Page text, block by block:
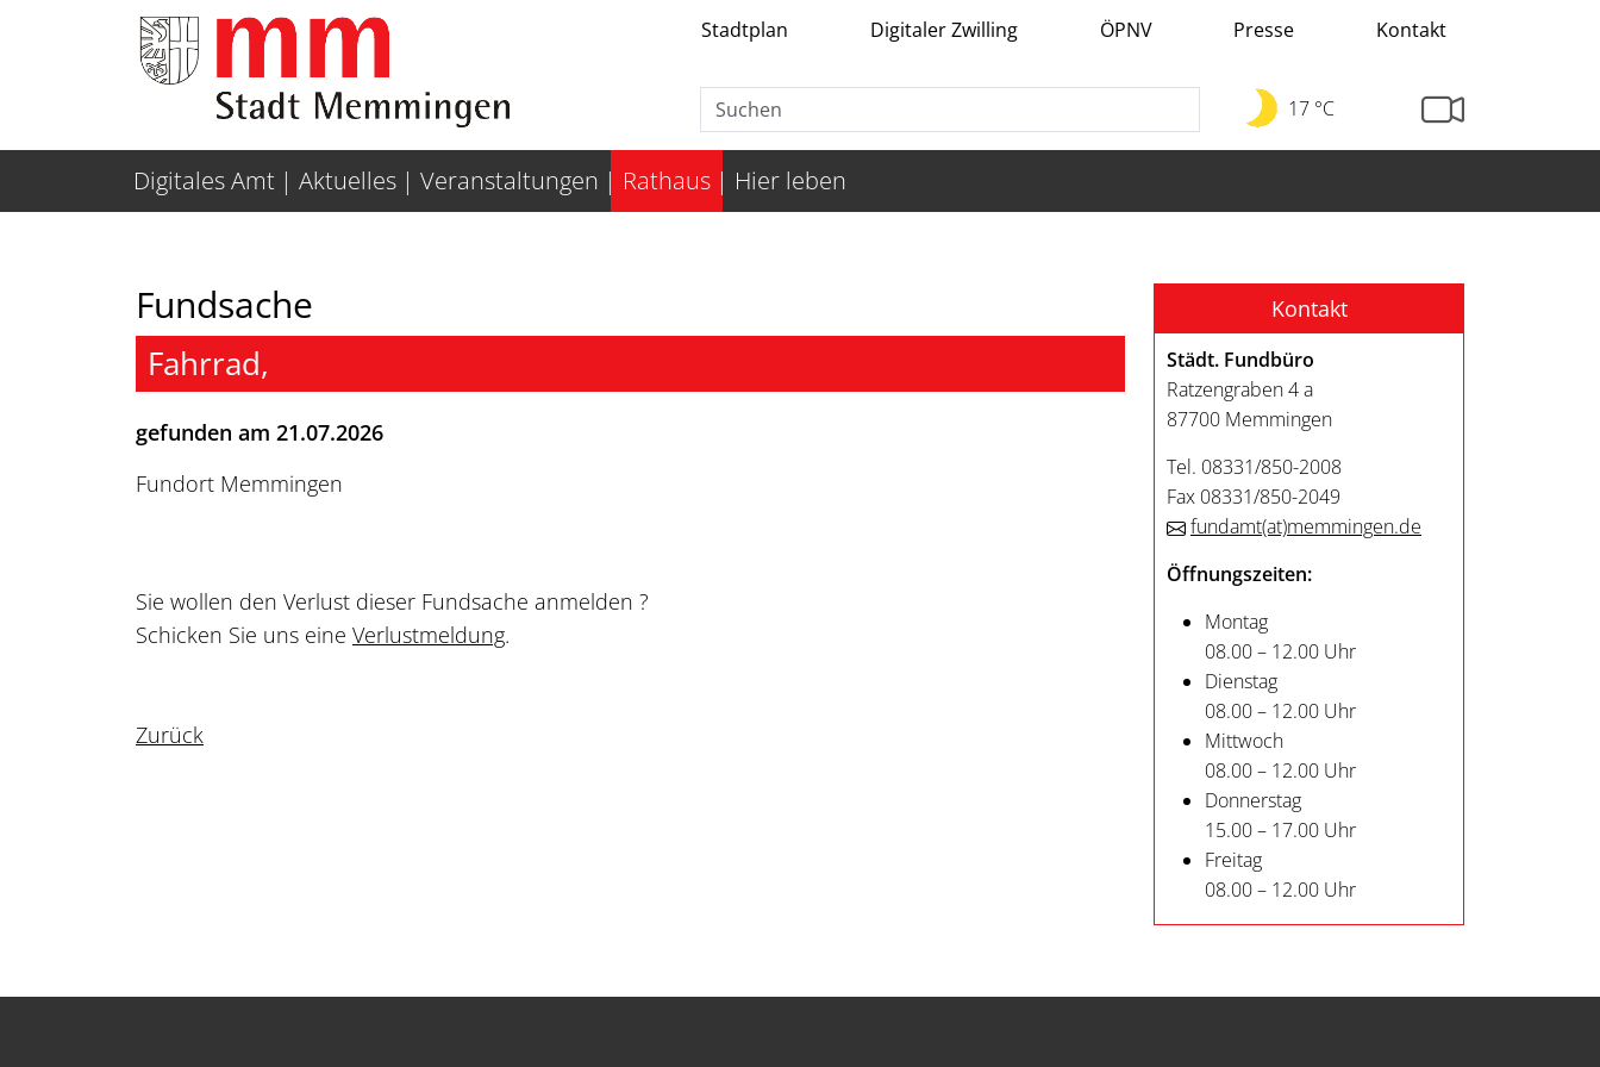
Weiter zur Navigation Weiter zum Inhalt Stadtplan Digitaler Zwilling ÖPNV Presse Kontakt
17 °C
Digitales Amt Aktuelles Veranstaltungen Rathaus Hier leben
Fundsache
Fahrrad,
gefunden am 21.07.2026
Fundort Memmingen
Sie wollen den Verlust dieser Fundsache anmelden ?
Schicken Sie uns eine Verlustmeldung.
Zurück
Kontakt
Städt. Fundbüro
Ratzengraben 4 a
87700 Memmingen
Tel. 08331/850-2008
Fax 08331/850-2049
fundamt(at)memmingen.de
Öffnungszeiten:
Montag
08.00 – 12.00 Uhr
Dienstag
08.00 – 12.00 Uhr
Mittwoch
08.00 – 12.00 Uhr
Donnerstag
15.00 – 17.00 Uhr
Freitag
08.00 – 12.00 Uhr